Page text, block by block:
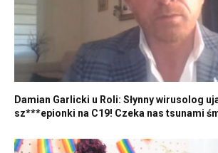
Damian Garlicki u Roli: Słynny wirusolog
sz***epionki na C19! Czeka nas tsunami